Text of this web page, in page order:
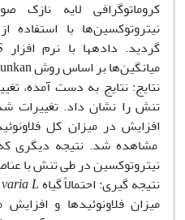
کروماتوگرافی لایه
نیتروتوکسین‌ها با استفاده
میانگین‌ها بر اساس روش Dunkan انجام گرفت.
نتایج: نتایج به دست آمده،
تنش را نشان داد. تغییرات
افزایش در میزان کل
مشاهده شد. نتیجه دیگری
نیتروتوکسین در طی تنش با
نتیجه گیری: احتمالاً گیاهL.
میزان فلاونوئیدها و